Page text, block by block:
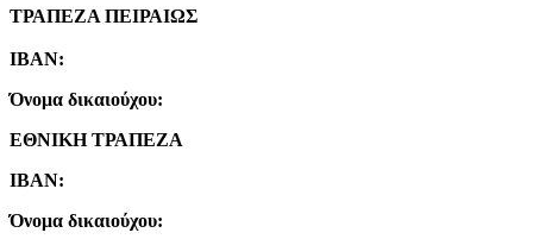
ΤΡΑΠΕΖΑ ΠΕΙΡΑΙΩΣ
IBAN:
Όνομα δικαιούχου:
ΕΘΝΙΚΗ ΤΡΑΠΕΖΑ
IBAN:
Όνομα δικαιούχου: